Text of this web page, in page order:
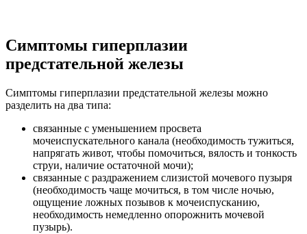
Симптомы гиперплазии
предстательной железы
Симптомы гиперплазии предстательной железы можно
разделить на два типа:
связанные с уменьшением просвета
мочеиспускательного канала (необходимость тужиться,
напрягать живот, чтобы помочиться, вялость и тонкость
струи, наличие остаточной мочи);
связанные с раздражением слизистой мочевого пузыря
(необходимость чаще мочиться, в том числе ночью,
ощущение ложных позывов к мочеиспусканию,
необходимость немедленно опорожнить мочевой
пузырь).